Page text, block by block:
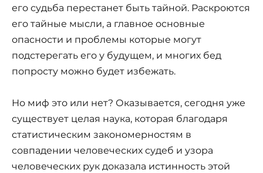
его судьба перестанет быть тайной. Раскроются
его тайные мысли, а главное основные
опасности и проблемы которые могут
подстерегать его у будущем, и многих бед
попросту можно будет избежать.
Но миф это или нет? Оказывается, сегодня уже
существует целая наука, которая благодаря
статистическим закономерностям в
совпадении человеческих судеб и узора
человеческих рук доказала истинность этой